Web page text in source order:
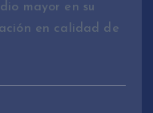
mayor en su
en calidad de